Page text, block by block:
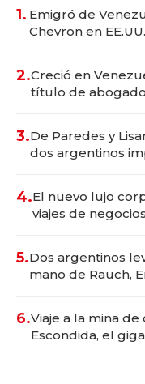
1. Emigró de
Chevron en
2.Creció en
título de
3.De Paredes y
dos argentinos
4.El nuevo lujo
viajes de
5.Dos argentinos
mano de Rauch,
6.Viaje a la mina
Escondida, el